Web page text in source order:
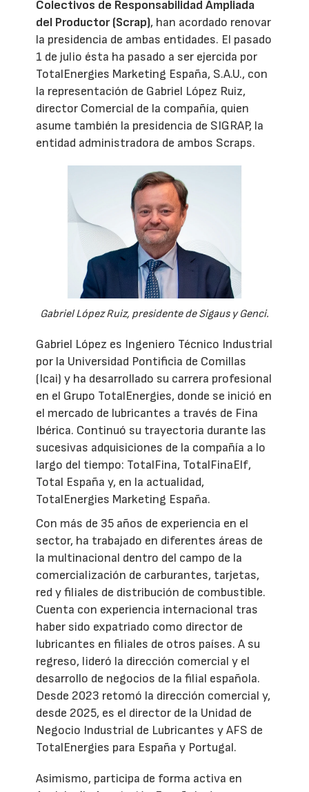
Colectivos de Responsabilidad Ampliada
del Productor (Scrap), han acordado renovar
la presidencia de ambas entidades. El pasado
1 de julio ésta ha pasado a ser ejercida por
TotalEnergies Marketing España, S.A.U., con
la representación de Gabriel López Ruiz,
director Comercial de la compañía, quien
asume también la presidencia de SIGRAP, la
entidad administradora de ambos Scraps.
Gabriel López Ruiz, presidente de Sigaus y Genci.
Gabriel López es Ingeniero Técnico Industrial
por la Universidad Pontificia de Comillas
(Icai) y ha desarrollado su carrera profesional
en el Grupo TotalEnergies, donde se inició en
el mercado de lubricantes a través de Fina
Ibérica. Continuó su trayectoria durante las
sucesivas adquisiciones de la compañía a lo
largo del tiempo: TotalFina, TotalFinaElf,
Total España y, en la actualidad,
TotalEnergies Marketing España.
Con más de 35 años de experiencia en el
sector, ha trabajado en diferentes áreas de
la multinacional dentro del campo de la
comercialización de carburantes, tarjetas,
red y filiales de distribución de combustible.
Cuenta con experiencia internacional tras
haber sido expatriado como director de
lubricantes en filiales de otros países. A su
regreso, lideró la dirección comercial y el
desarrollo de negocios de la filial española.
Desde 2023 retomó la dirección comercial y,
desde 2025, es el director de la Unidad de
Negocio Industrial de Lubricantes y AFS de
TotalEnergies para España y Portugal.
Asimismo, participa de forma activa en